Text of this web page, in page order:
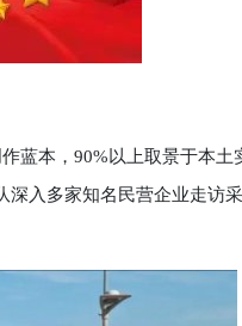
蓝本，90%以上取景于本土
深入多家知名民营企业走访采